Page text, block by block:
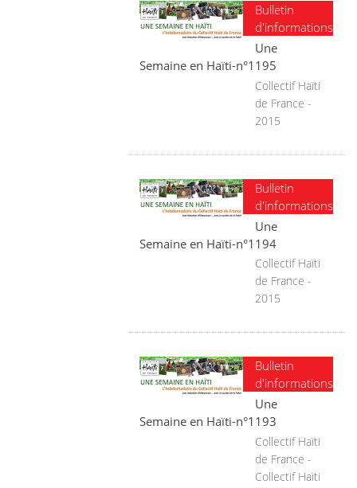
Bulletin
d'informations
Une
Semaine en Haïti-n°1195
Collectif Haïti
de France -
2015
Bulletin
d'informations
Une
Semaine en Haïti-n°1194
Collectif Haïti
de France -
2015
Bulletin
d'informations
Une
Semaine en Haïti-n°1193
Collectif Haïti
de France -
Collectif Haïti